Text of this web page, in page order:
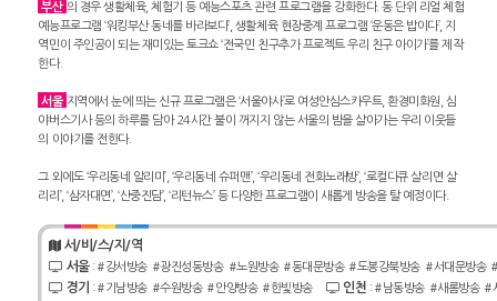
부산 의 경우 생활체육, 체험기 등 예능스포츠 관련 프로그램을 강화한다. 동 단위 리얼 체험
예능프로그램 ‘워킹부산 동네를 바라보다’, 생활체육 현장중계 프로그램 ‘운동은 밥이다’, 지
역민이 주인공이 되는 재미있는 토크쇼 ‘전국민 친구추가 프로젝트 우리 친구 아이가’를 제작
한다.
서울 지역에서 눈에 띄는 신규 프로그램은 ‘서울야사’로 여성안심스카우트, 환경미화원, 심
야버스기사 등의 하루를 담아 24시간 불이 꺼지지 않는 서울의 밤을 살아가는 우리 이웃들
의 이야기를 전한다.
그 외에도 ‘우리동네 알리미’, ‘우리동네 슈퍼맨’, ‘우리동네 전화노래방’, ‘로컬다큐 살리면 살
리리’, ‘삼자대면’, ‘산중진담’, ‘리턴뉴스’ 등 다양한 프로그램이 새롭게 방송을 탈 예정이다.
서/비/스/지/역
서울:#강서방송 #광진성동방송 #노원방송 #동대문방송 #도봉강북방송 #서대문방송
경기 :#기남방송 #수원방송 #안양방송 #한빛방송 인천 :#남동방송 #새롬방송 #